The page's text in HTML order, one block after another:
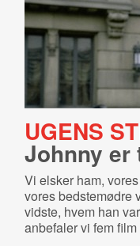
UGENS
Johnny er
Vi elsker ham,
vores bedstemødre
vidste, hvem han
anbefaler vi fem